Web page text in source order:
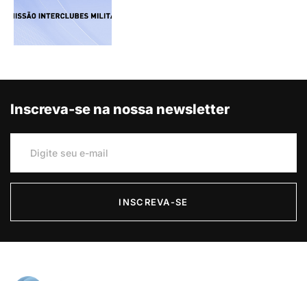
Inscreva-se na nossa newsletter
INSCREVA-SE